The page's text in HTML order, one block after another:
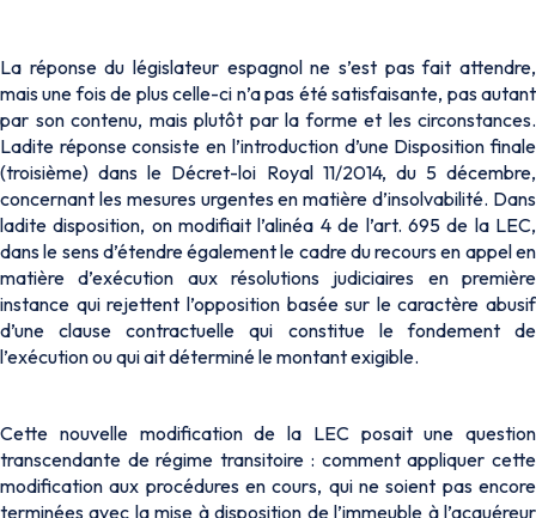
La réponse du législateur espagnol ne s’est pas fait attendre,
mais une fois de plus celle-ci n’a pas été satisfaisante, pas autant
par son contenu, mais plutôt par la forme et les circonstances.
Ladite réponse consiste en l’introduction d’une Disposition finale
(troisième) dans le Décret-loi Royal 11/2014, du 5 décembre,
concernant les mesures urgentes en matière d’insolvabilité. Dans
ladite disposition, on modifiait l’alinéa 4 de l’art. 695 de la LEC,
dans le sens d’étendre également le cadre du recours en appel en
matière d’exécution aux résolutions judiciaires en première
instance qui rejettent l’opposition basée sur le caractère abusif
d’une clause contractuelle qui constitue le fondement de
l’exécution ou qui ait déterminé le montant exigible.
Cette nouvelle modification de la LEC posait une question
transcendante de régime transitoire : comment appliquer cette
modification aux procédures en cours, qui ne soient pas encore
terminées avec la mise à disposition de l’immeuble à l’acquéreur